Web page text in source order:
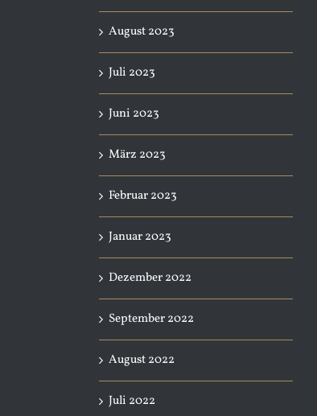
August 2023
Juli 2023
Juni 2023
März 2023
Februar 2023
Januar 2023
Dezember 2022
September 2022
August 2022
Juli 2022